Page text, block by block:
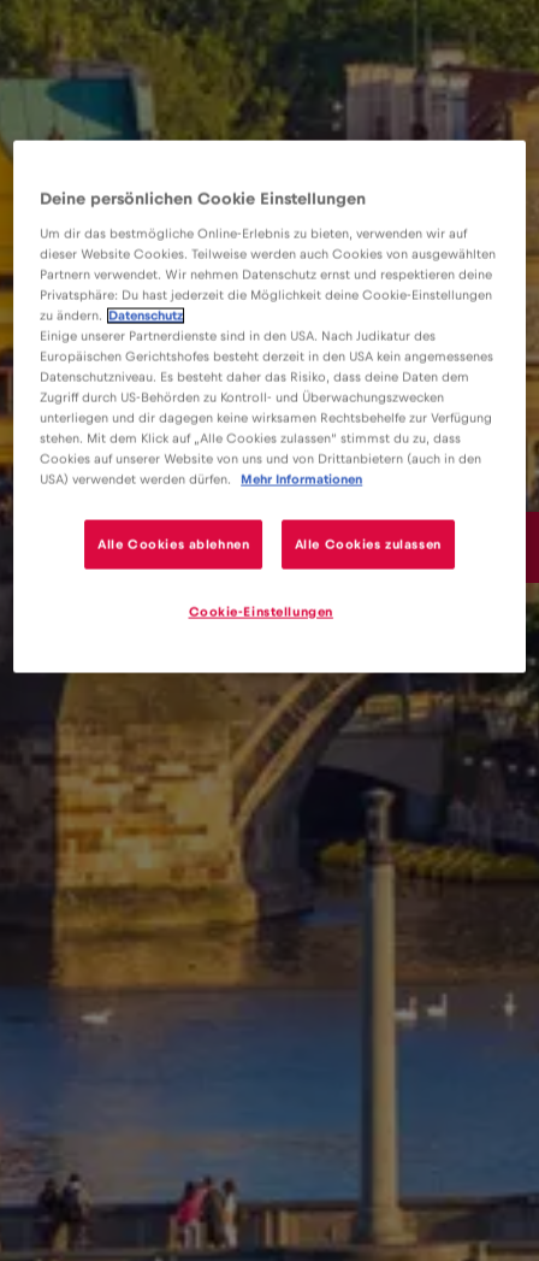
15€/GB
Deine persönlichen Cookie Einstellungen
Um dir das bestmögliche Online-Erlebnis zu bieten, verwenden wir auf
dieser Website Cookies. Teilweise werden auch Cookies von ausgewählten
Partnern verwendet. Wir nehmen Datenschutz ernst und respektieren deine
Privatsphäre: Du hast jederzeit die Möglichkeit deine Cookie-Einstellungen
zu ändern.
Datenschutz
Einige unserer Partnerdienste sind in den USA. Nach Judikatur des
Europäischen Gerichtshofes besteht derzeit in den USA kein angemessenes
Datenschutzniveau. Es besteht daher das Risiko, dass deine Daten dem
Zugriff durch US-Behörden zu Kontroll- und Überwachungszwecken
unterliegen und dir dagegen keine wirksamen Rechtsbehelfe zur Verfügung
stehen. Mit dem Klick auf „Alle Cookies zulassen“ stimmst du zu, dass
Cookies auf unserer Website von uns und von Drittanbietern (auch in den
USA) verwendet werden dürfen.
Mehr Informationen
Alle Cookies ablehnen Alle Cookies zulassen
Cookie-Einstellungen